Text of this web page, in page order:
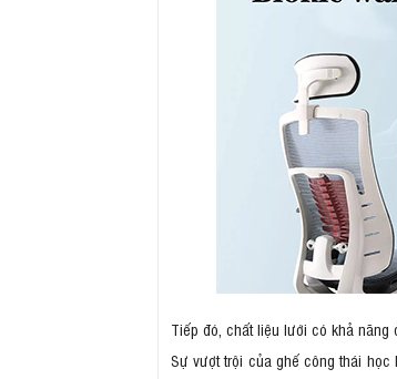
Tiếp đó, chất liệu lưới có khả năng
Sự vượt trội của ghế công thái